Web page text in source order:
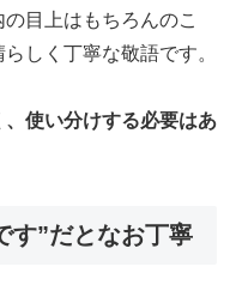
目上はもちろんのこ
しく丁寧な敬語です。
使い分けする必要はあ
す”だとなお丁寧